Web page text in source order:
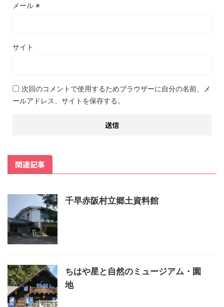
メール ※
サイト
次回のコメントで使用するためブラウザーに自分の名前、メ
ールアドレス、サイトを保存する。
関連記事
千早赤阪村立郷土資料館
ちはや星と自然のミュージアム・園
地